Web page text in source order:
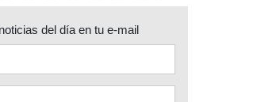
del día en tu e-mail